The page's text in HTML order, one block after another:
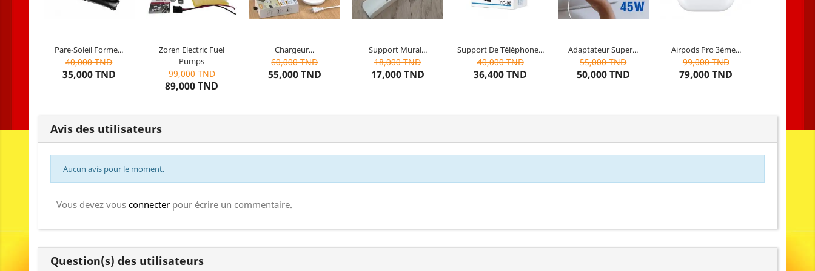
Pare-Soleil Forme...
40,000 TND
35,000 TND
parapluie/conception
Couleur : Noir
Matière : de haute qualité
UPE + alliage + tissu
10articles restants
Zoren Electric Fuel
Pumps
99,000 TND
89,000 TND
7articles restants Chargeur...
60,000 TND
55,000 TND
articles restants Support Mural...
18,000 TND
17,000 TND
pour téléphones mobiles
10articles restants Support De Téléphone...
40,000 TND
36,400 TND
Dernierarticle restant Adaptateur Super...
55,000 TND
50,000 TND
9articles restants Airpods Pro 3ème...
99,000 TND
79,000 TND
Dernierarticle restant
Avis des utilisateurs
Aucun avis pour le moment.
Vous devez vous connecter pour écrire un commentaire.
Question(s) des utilisateurs